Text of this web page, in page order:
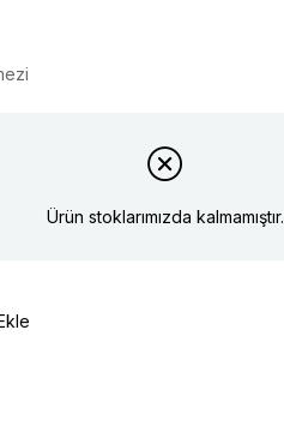
Ürün stoklarımızda kalmamıştır.